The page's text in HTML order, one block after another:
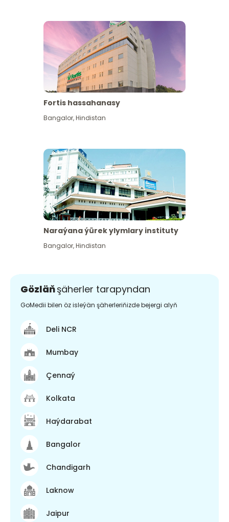
Fortis hassahanasy
Bangalor,Hindistan
Naraýana ýürek ylymlary instituty
Bangalor,Hindistan
Gözläňşäherler tarapyndan
GoMedii bilen öz isleýän şäherleriňizde bejergi alyň
Deli NCR
Mumbay
Çennaý
Kolkata
Haýdarabat
Bangalor
Chandigarh
Laknow
Jaipur